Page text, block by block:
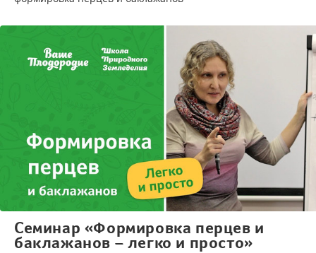
Семинар «Формировка перцев и
баклажанов – легко и просто»